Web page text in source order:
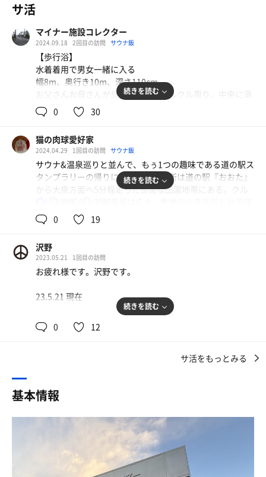
サ活
マイナー施設コレクター
2024.09.18 2回目の訪問 サウナ飯
【歩行浴】
水着着用で男女一緒に入る
幅8m、奥行き10m、深さ110cm
お父さんお母さんが反時計回りにクルクル周り、中央に渦
を作り出している！
館内は外観で感じるよりわりと広く、
一階のみの構成だが、
奥に広々としたテレビが見れる座敷のごろ寝スペース😪
テレビを見ながら休憩できるソファーのスペースも完備し
3時間ゆっくりできるからかなりお得！
あと、随分と後期高齢者が多い印象だったが、
市内の70歳以上の方なら、
なんと100円で利用できるのである！！
（通常市外大人は500円）
サ飯その①は、
トマトとオクラをセレクト🍅
トマトはそのまま生でかぶりつき！！
オクラは硬めだったので、
続きを読む
0 30
猫の肉球愛好家
2024.04.29 1回目の訪問 サウナ飯
サウナ&温泉巡りと並んで、もぅ1つの趣味である道の駅ス
タンプラリーの帰りに新規開拓。場所は道の駅『おおた』
から大泉方面へ5分程走った長閑な田園地帯にある。クル
用してる
囲気。受付の流れは券売機で入浴券(市民以外は3時間以内
500円)を買って下足鍵とセットで受付に出して下足鍵との
引き換え札を借りるシステム。脱衣場のロッカーは好きな
浴室内は広くて20人前後入れそうな主浴槽をはじめ、打た
せ湯、円形のジャグジー風呂、7～8人入れる屋根付き露天
サイズ。もちろんボディーソープやシャンプーは備え付け
(24℃)。無色透明の湯は加温加水循環あり。塩素臭あり。
ややスベスベ感と薄塩味あり
サ室はL字のボナサウナ。上段4人と下段7人が着座出来る
サイズ。サウナマットあり。ビート板無し。テレビ&BGM
無し。12分計&室温計あり。室温は80℃前後を指してるが
下段に着座したせいか体感的にはもぅ少しマイルドに感じ
続きを読む
0 19
沢野
2023.05.21 1回目の訪問
お疲れ様です。沢野です。
23.5.21 現在
今回は群馬県太田市にある尾島温泉 利根の湯に訪問しまし
た。
グンマーでの温浴施設利用は初になります。
「空いている」とのこと。
下駄箱と脱衣場のロッカーは100円玉リターン式
利用料金は3時間枠で太田市民は300円。市外民は500円と
大変リーズナブル。
続きを読む
0 12
サ活をもっとみる
基本情報